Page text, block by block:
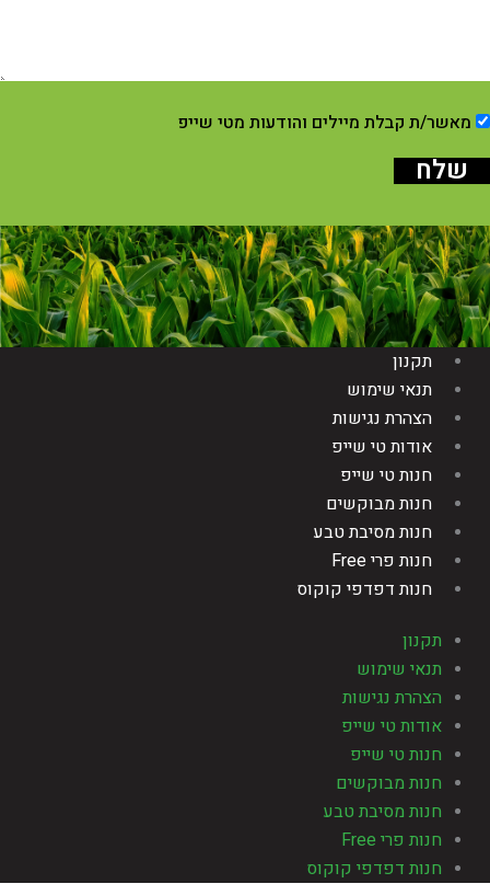
מאשר/ת קבלת מיילים והודעות מטי שייפ
שלח
תקנון
תנאי שימוש
הצהרת נגישות
אודות טי שייפ
חנות טי שייפ
חנות מבוקשים
חנות מסיבת טבע
חנות פרי Free
חנות דפדפי קוקוס
תקנון
תנאי שימוש
הצהרת נגישות
אודות טי שייפ
חנות טי שייפ
חנות מבוקשים
חנות מסיבת טבע
חנות פרי Free
חנות דפדפי קוקוס